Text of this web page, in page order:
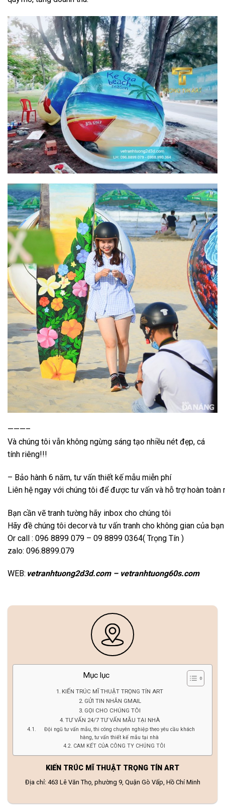
———–
Và chúng tôi vẫn không ngừng sáng tạo nhiều nét đẹp, cá
tính riêng!!!
– Bảo hành 6 năm, tư vấn thiết kế mẫu miễn phí
Liên hệ ngay với chúng tôi để được tư vấn và hỗ trợ hoàn toàn
Bạn cần vẽ tranh tường hãy inbox cho chúng tôi
Hãy đề chúng tôi decorvà tư vấn tranh cho không gian của
Or call : 096 8899 079 – 09 8899 0364( Trọng Tín )
zalo: 096.8899.079
WEB: vetranhtuong2d3d.com – vetranhtuong60s.com
Mục lục
KIẾN TRÚC MĨ THUẬT TRỌNG TÍN ART
GỬI TIN NHẮN GMAIL
GỌI CHO CHÚNG TÔI
TƯ VẤN 24/7 TƯ VẤN MẪU TẠI NHÀ
Đội ngũ tư vấn mẫu, thi công chuyên nghiệp theo yêu cầu khách
hàng, tư vấn thiết kế mẫu tại nhà
CAM KẾT CỦA CÔNG TY CHÚNG TÔI
KIẾN TRÚC MĨ THUẬT TRỌNG TÍN ART
Địa chỉ: 463 Lê Văn Thọ, phường 9, Quận Gò Vấp, Hồ Chí Minh